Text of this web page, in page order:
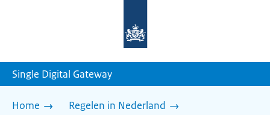
homepage
Single Digital Gateway
Home
Regelen in Nederland